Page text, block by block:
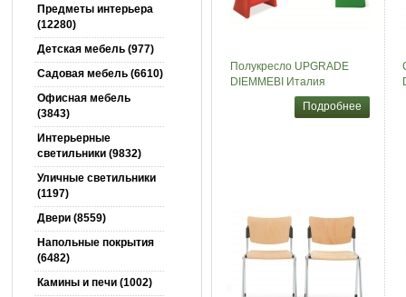
Предметы интерьера
(12280)
Детская мебель (977)
Садовая мебель (6610)
Офисная мебель
(3843)
Интерьерные
светильники (9832)
Уличные светильники
(1197)
Двери (8559)
Напольные покрытия
(6482)
Камины и печи (1002)
Полукресло UPGRADE
DIEMMEBI Италия
Подробнее